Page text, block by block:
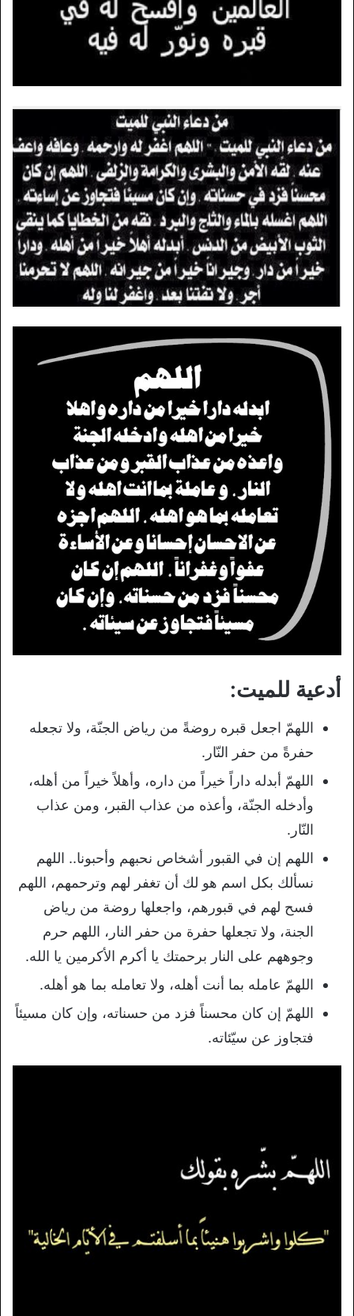
أدعية للميت:
اللهمّ اجعل قبره روضةً من رياض الجنّة، ولا تجعله
حفرةً من حفر النّار.
اللهمّ أبدله داراً خيراً من داره، وأهلاً خيراً من أهله،
وأدخله الجنّة، وأعذه من عذاب القبر، ومن عذاب
النّار.
اللهم إن في القبور أشخاص نحبهم وأحبونا.. اللهم
نسألك بكل اسم هو لك أن تغفر لهم وترحمهم، اللهم
فسح لهم في قبورهم، واجعلها روضة من رياض
الجنة، ولا تجعلها حفرة من حفر النار، اللهم حرم
وجوههم على النار برحمتك يا أكرم الأكرمين يا الله.
اللهمّ عامله بما أنت أهله، ولا تعامله بما هو أهله.
اللهمّ إن كان محسناً فزد من حسناته، وإن كان مسيئاً
فتجاوز عن سيّئاته.